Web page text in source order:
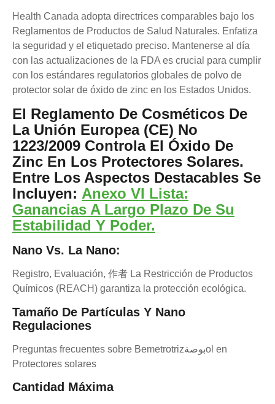
Health Canada adopta directrices comparables bajo los
Reglamentos de Productos de Salud Naturales. Enfatiza
la seguridad y el etiquetado preciso. Mantenerse al día
con las actualizaciones de la FDA es crucial para cumplir
con los estándares regulatorios globales de polvo de
protector solar de óxido de zinc en los Estados Unidos.
El Reglamento De Cosméticos De
La Unión Europea (CE) No
1223/2009 Controla El Óxido De
Zinc En Los Protectores Solares.
Entre Los Aspectos Destacables Se
Incluyen: Anexo VI Lista:
Ganancias A Largo Plazo De Su
Estabilidad Y Poder.
Nano Vs. La Nano:
Registro, Evaluación, 作者 La Restricción de Productos
Químicos (REACH) garantiza la protección ecológica.
Tamaño De Partículas Y Nano
Regulaciones
Preguntas frecuentes sobre Bemetrotrizبوصةol en
Protectores solares
Cantidad Máxima